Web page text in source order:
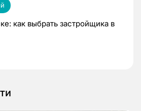
как выбрать застройщика в